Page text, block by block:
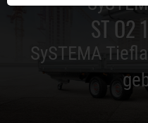
ST O2
SySTEMA